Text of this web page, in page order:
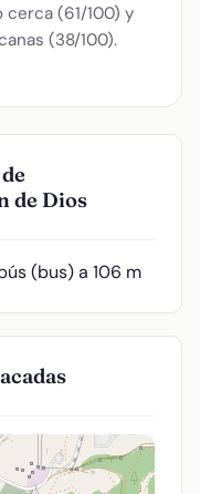
(61/100) y
(38/100).
de Dios
(bus) a 106 m